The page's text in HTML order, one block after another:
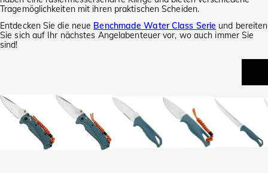
Tragemöglichkeiten mit ihren praktischen Scheiden.
Entdecken Sie die neue Benchmade Water Class Serie und bereiten
Sie sich auf Ihr nächstes Angelabenteuer vor, wo auch immer Sie
sind!